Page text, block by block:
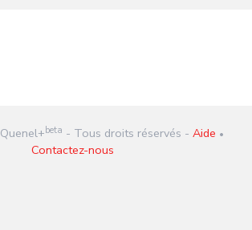
Quenel+ beta - Tous droits réservés - Aide •
Contactez-nous